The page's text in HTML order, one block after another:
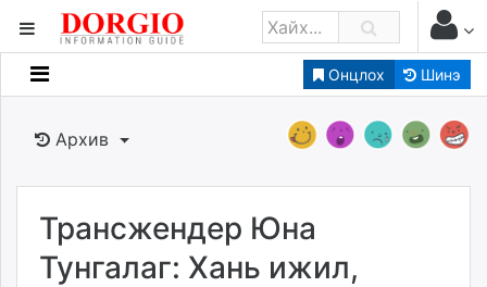
Онцлох Шинэ
Мэдээллийн
Банк санхүү
Бизнес ААН
Төрийн
Нийслэлийн
Архив
Трансжендер Юна
Тунгалаг: Хань ижил,